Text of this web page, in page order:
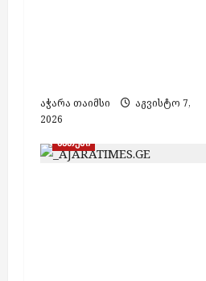
აჭარა თაიმსი
აგვისტო 7,
2026
ბათუმი